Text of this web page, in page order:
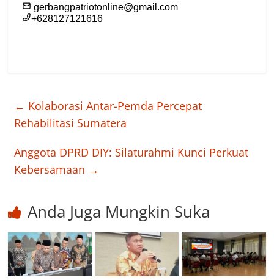
← Kolaborasi Antar-Pemda Percepat
Rehabilitasi Sumatera
Anggota DPRD DIY: Silaturahmi Kunci Perkuat
Kebersamaan →
Anda Juga Mungkin Suka